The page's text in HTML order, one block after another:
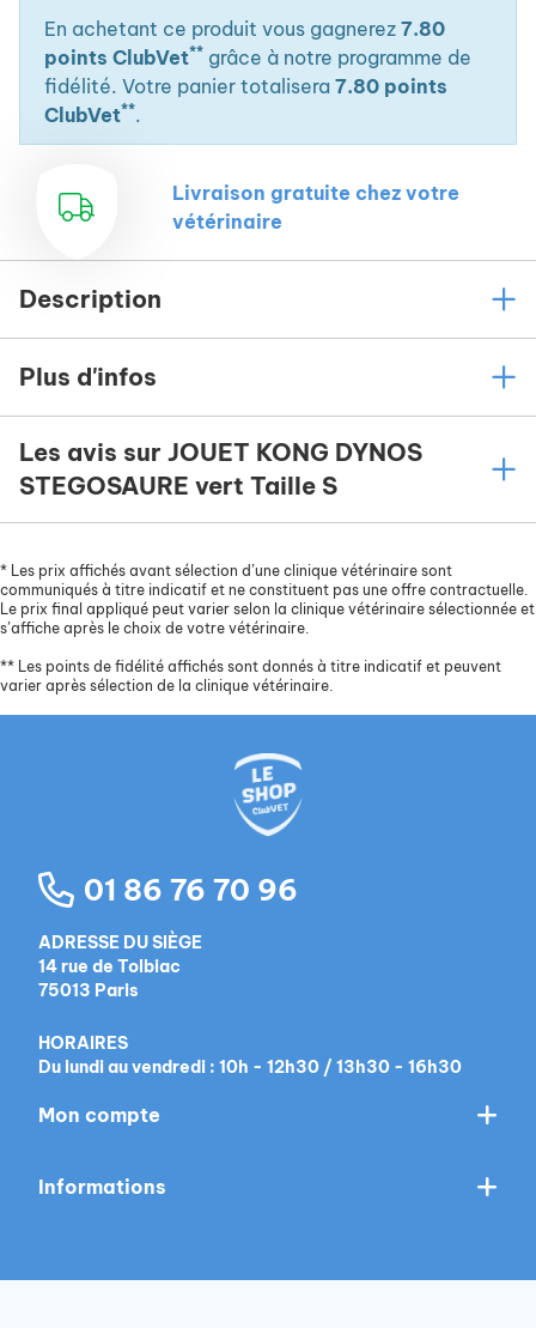
En achetant ce produit vous gagnerez 7.80
points ClubVet** grâce à notre programme de
fidélité. Votre panier totalisera 7.80 points
ClubVet**.
Livraison gratuite chez votre
vétérinaire
Description
Plus d'infos
Les avis sur JOUET KONG DYNOS
STEGOSAURE vert Taille S
* Les prix affichés avant sélection d’une clinique vétérinaire sont
communiqués à titre indicatif et ne constituent pas une offre contractuelle.
Le prix final appliqué peut varier selon la clinique vétérinaire sélectionnée et
s’affiche après le choix de votre vétérinaire.
** Les points de fidélité affichés sont donnés à titre indicatif et peuvent
varier après sélection de la clinique vétérinaire.
01 86 76 70 96
ADRESSE DU SIÈGE
14 rue de Tolbiac
75013 Paris
HORAIRES
Du lundi au vendredi : 10h - 12h30 / 13h30 - 16h30
Mon compte
Informations